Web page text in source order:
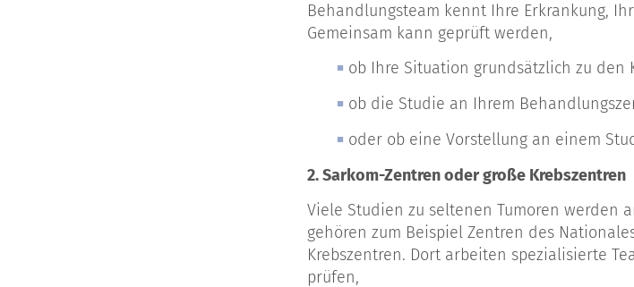
Behandlungsteam kennt Ihre Erkrankung,
Gemeinsam kann geprüft werden,
ob Ihre Situation grundsätzlich zu
ob die Studie an Ihrem
oder ob eine Vorstellung an einem
2. Sarkom-Zentren oder große Krebszentren
Viele Studien zu seltenen Tumoren werden
gehören zum Beispiel Zentren des
Krebszentren. Dort arbeiten spezialisierte
prüfen,